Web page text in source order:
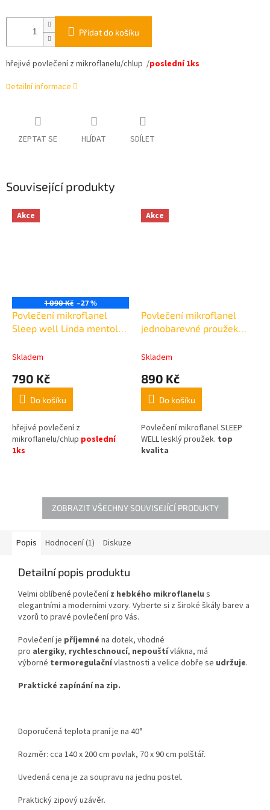
Přidat do košíku
hřejivé povlečení z mikroflanelu/chlup /poslední 1ks
Detailní informace
ZEPTAT SE HLÍDAT SDÍLET
Související produkty
Akce
1 090 Kč –27 %
Povlečení mikroflanel
Sleep well Linda mentol
140x200cm,70x90cm
Skladem
790 Kč
Do košíku
hřejivé povlečení z
mikroflanelu/chlup poslední
1ks
Akce
Povlečení mikroflanel
jednobarevné proužek
+70x90cm
Skladem
890 Kč
Do košíku
Povlečení mikroflanel SLEEP
WELL lesklý proužek. top
kvalita
ZOBRAZIT VŠECHNY SOUVISEJÍCÍ PRODUKTY
Popis Hodnocení (1) Diskuze
Detailní popis produktu
Velmi oblíbené povlečení z hebkého mikroflanelu s
elegantními a moderními vzory. Vyberte si z široké škály barev a
vzorů to pravé povlečení pro Vás.
Povlečení je příjemné na dotek, vhodné
pro alergiky, rychleschnoucí, nepouštívlákna, má
výborné termoregulačnívlastnosti a velice dobře se udržuje.
Praktické zapínání na zip.
Doporučená teplota praní je na 40°
Rozměr: cca 140 x 200 cm povlak, 70 x 90 cm polštář.
Uvedená cena je za soupravu na jednu postel.
Praktický zipový uzávěr.